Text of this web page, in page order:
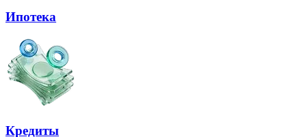
Ипотека
Кредиты